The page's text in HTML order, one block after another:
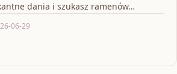
dania i szukasz ramenów…
06-29